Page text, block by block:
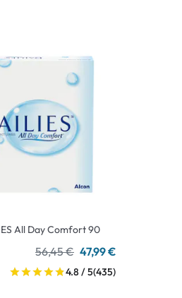
All Day Comfort 90
56,45 € 47,99 €
4.8 / 5(435)